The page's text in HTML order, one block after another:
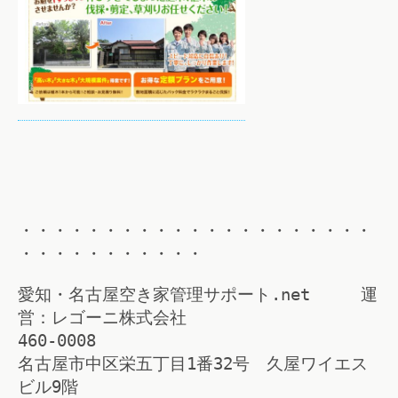
・・・・・・・・・・・・・・・・・・・・・
・・・・・・・・・・・
愛知・名古屋空き家管理サポート.net 運
営：レゴーニ株式会社
460-0008
名古屋市中区栄五丁目1番32号 久屋ワイエス
ビル9階